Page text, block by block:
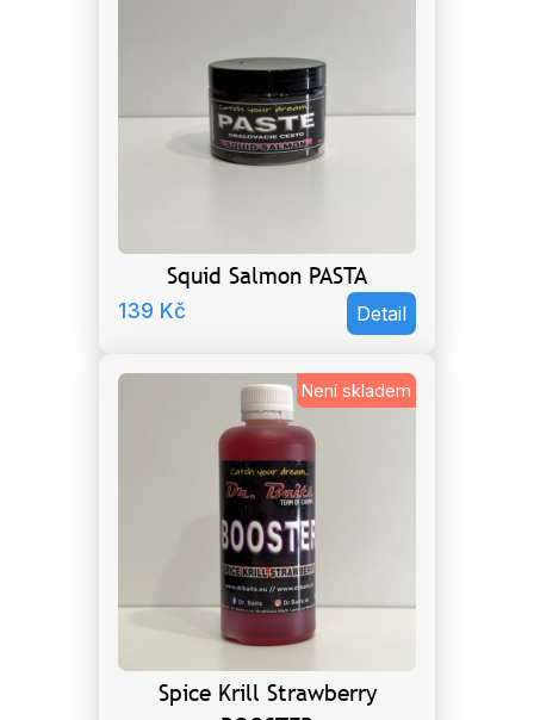
Squid Salmon PASTA
139 Kč Detail
Není skladem
Spice Krill Strawberry